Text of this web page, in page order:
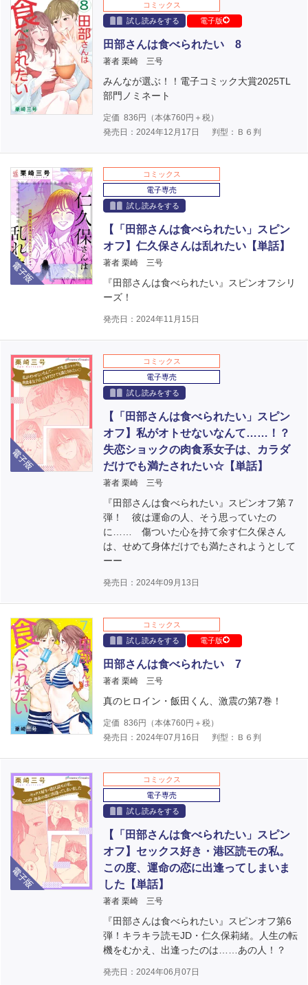
コミックス
試し読みをする
電子版
田部さんは食べられたい 8
著者 栗崎 三号
みんなが選ぶ！！電子コミック大賞2025TL
部門ノミネート
定価 836 円（本体760円＋税）
発売日：2024年12月17日
判型：Ｂ６判
電子版
コミックス
電子専売
試し読みをする
【「田部さんは食べられたい」スピン
オフ】仁久保さんは乱れたい【単話】
著者 栗崎 三号
『田部さんは食べられたい』スピンオフシリ
ーズ！
発売日：2024年11月15日
電子版
コミックス
電子専売
試し読みをする
【「田部さんは食べられたい」スピン
オフ】私がオトせないなんて……！？
失恋ショックの肉食系女子は、カラダ
だけでも満たされたい☆【単話】
著者 栗崎 三号
『田部さんは食べられたい』スピンオフ第７
弾！ 彼は運命の人、そう思っていたの
に…… 傷ついた心を持て余す仁久保さん
は、せめて身体だけでも満たされようとして
ーー
発売日：2024年09月13日
コミックス
試し読みをする
電子版
田部さんは食べられたい 7
著者 栗崎 三号
真のヒロイン・飯田くん、激震の第7巻！
定価 836 円（本体760円＋税）
発売日：2024年07月16日
判型：Ｂ６判
電子版
コミックス
電子専売
試し読みをする
【「田部さんは食べられたい」スピン
オフ】セックス好き・港区読モの私。
この度、運命の恋に出逢ってしまいま
した【単話】
著者 栗崎 三号
『田部さんは食べられたい』スピンオフ第6
弾！キラキラ読モJD・仁久保莉緒。人生の転
機をむかえ、出逢ったのは……あの人！？
発売日：2024年06月07日